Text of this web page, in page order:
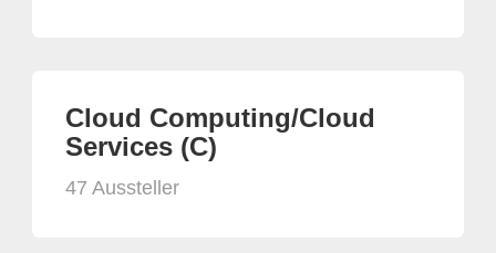
Cloud Computing/Cloud
Services (C)
47 Aussteller